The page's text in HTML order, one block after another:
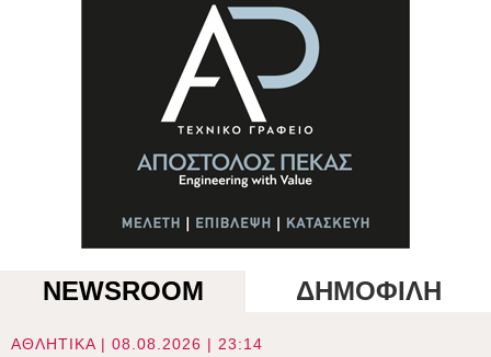
NEWSROOM ΔΗΜΟΦΙΛΗ
ΑΘΛΗΤΙΚΑ | 08.08.2026 | 23:14